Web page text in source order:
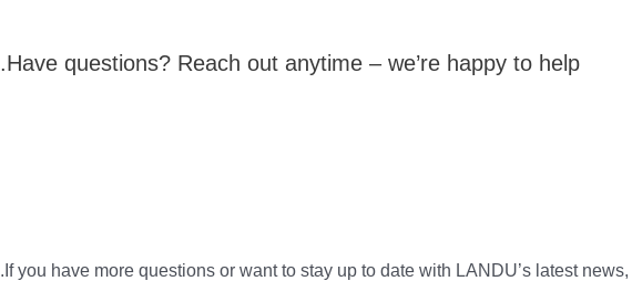
Have questions? Reach out anytime – we’re happy to help.
If you have more questions or want to stay up to date with LANDU’s latest